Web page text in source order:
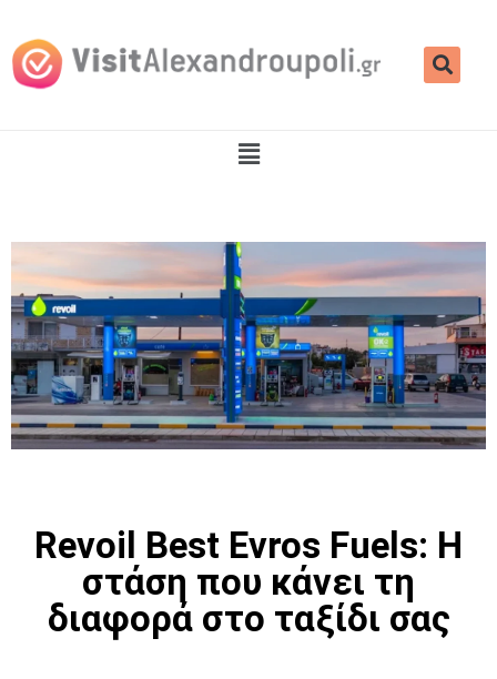
Revoil Best Evros Fuels: Η
στάση που κάνει τη
διαφορά στο ταξίδι σας